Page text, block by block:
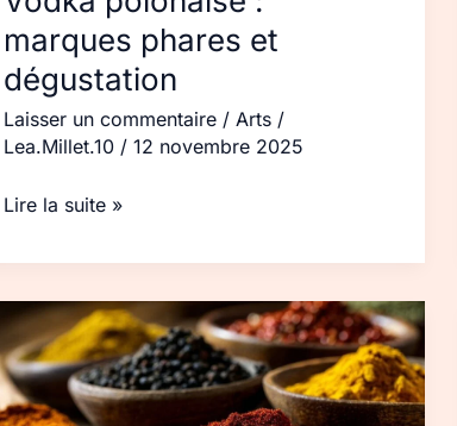
marques phares et
dégustation
Laisser un commentaire / Arts/
Lea.Millet.10 / 12 novembre 2025
Lire la suite »
Épices
pour
paella :
liste